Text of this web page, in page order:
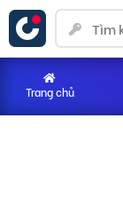
Trang chủ